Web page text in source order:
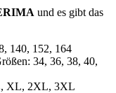
und es gibt das
140, 152, 164
34, 36, 38, 40,
XL, 2XL, 3XL